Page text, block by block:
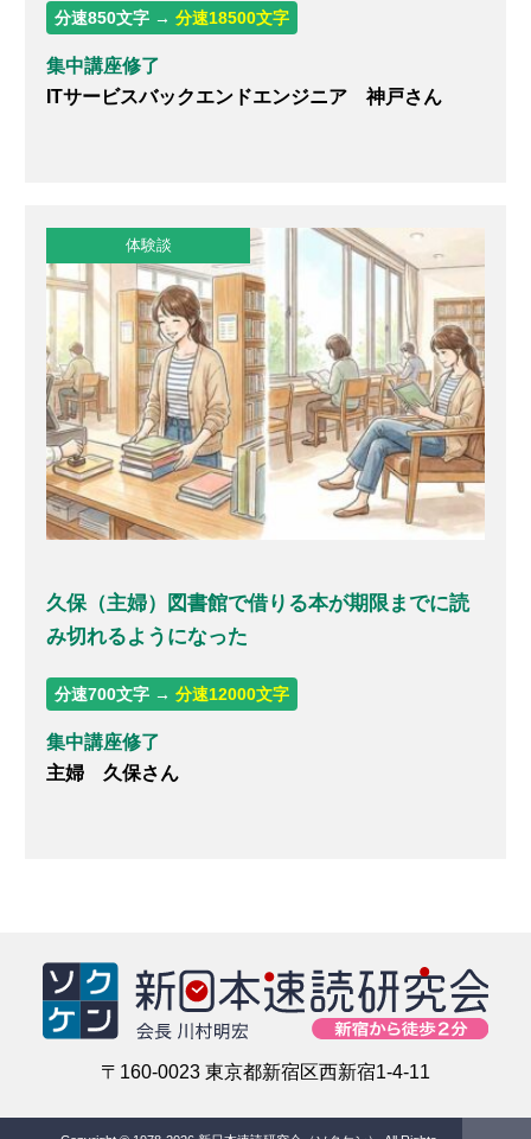
分速850文字 →分速18500文字
集中講座修了
ITサービスバックエンドエンジニア 神戸さん
体験談
久保（主婦）図書館で借りる本が期限までに読
み切れるようになった
分速700文字 →分速12000文字
集中講座修了
主婦 久保さん
〒160-0023 東京都新宿区西新宿1-4-11